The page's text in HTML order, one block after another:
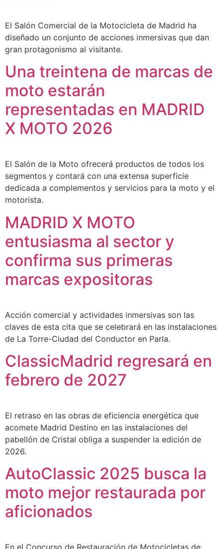
El Salón Comercial de la Motocicleta de Madrid ha
diseñado un conjunto de acciones inmersivas que dan
gran protagonismo al visitante.
Una treintena de marcas de
moto estarán
representadas en MADRID
X MOTO 2026
El Salón de la Moto ofrecerá productos de todos los
segmentos y contará con una extensa superficie
dedicada a complementos y servicios para la moto y el
motorista.
MADRID X MOTO
entusiasma al sector y
confirma sus primeras
marcas expositoras
Acción comercial y actividades inmersivas son las
claves de esta cita que se celebrará en las instalaciones
de La Torre-Ciudad del Conductor en Parla.
ClassicMadrid regresará en
febrero de 2027
El retraso en las obras de eficiencia energética que
acomete Madrid Destino en las instalaciones del
pabellón de Cristal obliga a suspender la edición de
2026.
AutoClassic 2025 busca la
moto mejor restaurada por
aficionados